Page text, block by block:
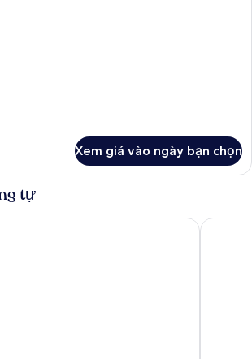
Xem giá vào ngày bạn chọn
tự
Boutique Hotel Hanoi